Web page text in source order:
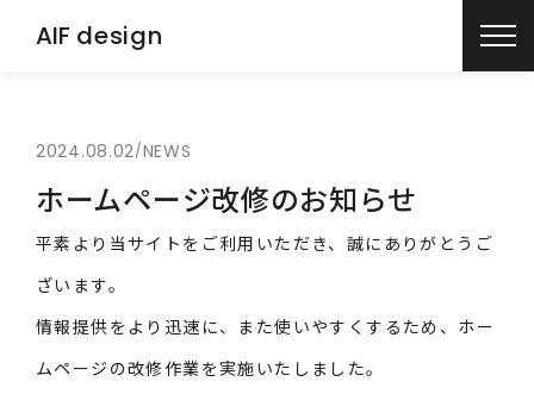
AIF design
2024.08.02/NEWS
ホームページ改修のお知らせ
平素より当サイトをご利用いただき、誠にありがとうご
ざいます。
情報提供をより迅速に、また使いやすくするため、ホー
ムページの改修作業を実施いたしました。